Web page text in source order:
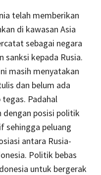
telah memberikan
di kawasan Asia
sebagai negara
sanksi kepada Rusia.
masih menyatakan
dan belum ada
Padahal
dengan posisi politik
sehingga peluang
antara Rusia-
Politik bebas
untuk bergerak